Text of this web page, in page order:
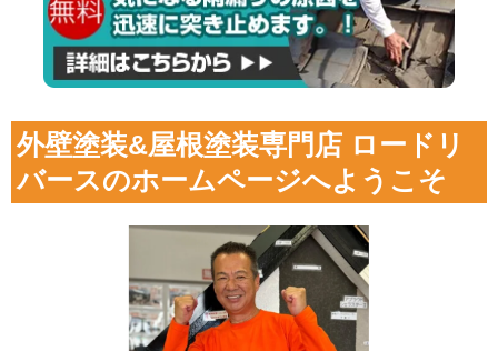
外壁塗装&屋根塗装専門店 ロードリ
バースのホームページへようこそ